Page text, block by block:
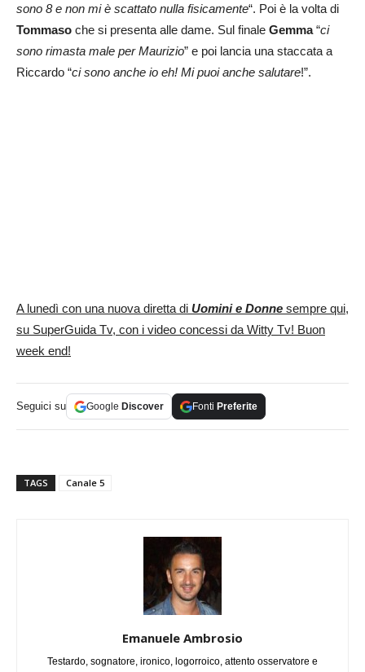
sono 8 e non mi è scattato nulla fisicamente“. Poi è la volta di
Tommaso che si presenta alle dame. Sul finale Gemma“ci
sono rimasta male per Maurizio” e poi lancia una staccata a
Riccardo “ci sono anche io eh! Mi puoi anche salutare!”.
A lunedì con una nuova diretta di Uomini e Donne sempre qui,
su SuperGuida Tv, con i video concessi da Witty Tv! Buon
week end!
Seguici su Google Discover Fonti Preferite
TAGS Canale 5
Emanuele Ambrosio
Testardo, sognatore, ironico, logorroico, attento osservatore e